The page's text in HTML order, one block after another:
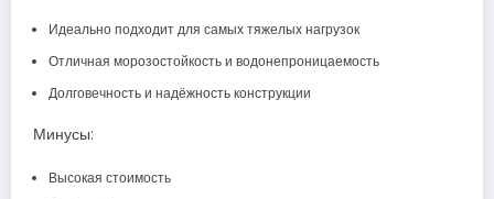
Идеально подходит для самых тяжелых нагрузок
Отличная морозостойкость и водонепроницаемость
Долговечность и надёжность конструкции
Минусы:
Высокая стоимость